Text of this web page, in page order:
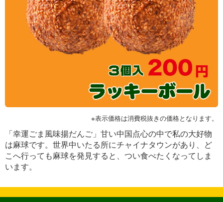
※表示価格は消費税抜きの価格となります。
「幸運ごま風味揚だんご」甘い中国点心の中で私の大好物
は麻球です。世界中いたる所にチャイナタウンがあり、ど
こへ行っても麻球を発見すると、つい食べたくなってしま
います。